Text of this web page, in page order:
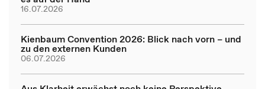
16.07.2026
Kienbaum Convention 2026: Blick nach vorn – und
zu den externen Kunden
06.07.2026